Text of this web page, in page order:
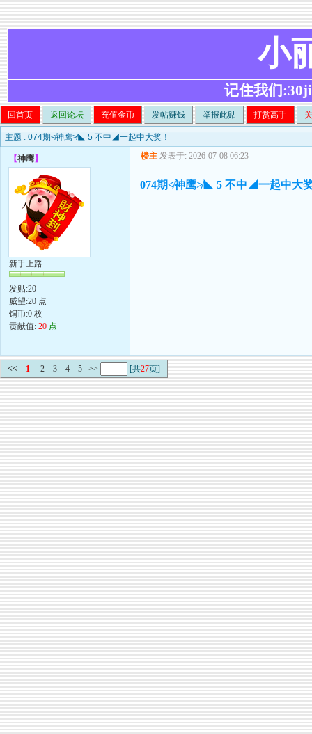
小
记住我们
回首页 返回论坛 充值金币 发帖赚钱 举报此贴 打赏高手
主题 : 074期≮神鹰≯◣ 5 不中◢一起中大奖！
【神鹰】
新手上路
发贴:20
威望:20 点
铜币:0 枚
贡献值: 20 点
楼主 发表于: 2026-07-08 06:23
074期≮神鹰≯◣ 5 不中◢一起中大
<< 1 2 3 4 5 >> [共27页]